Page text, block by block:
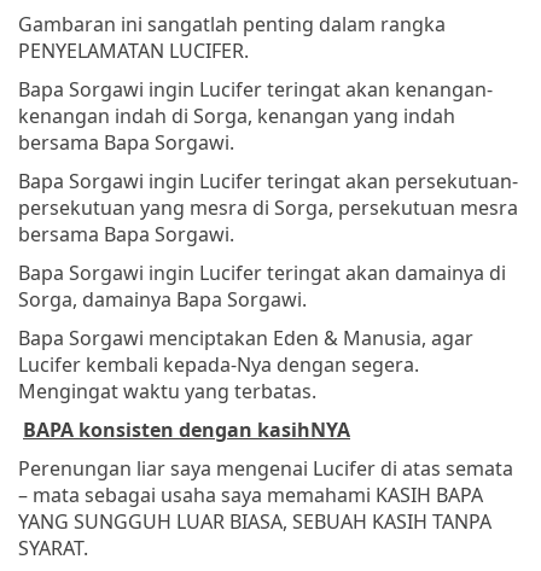
Gambaran ini sangatlah penting dalam rangka
PENYELAMATAN LUCIFER.
Bapa Sorgawi ingin Lucifer teringat akan kenangan-
kenangan indah di Sorga, kenangan yang indah
bersama Bapa Sorgawi.
Bapa Sorgawi ingin Lucifer teringat akan persekutuan-
persekutuan yang mesra di Sorga, persekutuan mesra
bersama Bapa Sorgawi.
Bapa Sorgawi ingin Lucifer teringat akan damainya di
Sorga, damainya Bapa Sorgawi.
Bapa Sorgawi menciptakan Eden & Manusia, agar
Lucifer kembali kepada-Nya dengan segera.
Mengingat waktu yang terbatas.
BAPA konsisten dengan kasihNYA
Perenungan liar saya mengenai Lucifer di atas semata
– mata sebagai usaha saya memahami KASIH BAPA
YANG SUNGGUH LUAR BIASA, SEBUAH KASIH TANPA
SYARAT.